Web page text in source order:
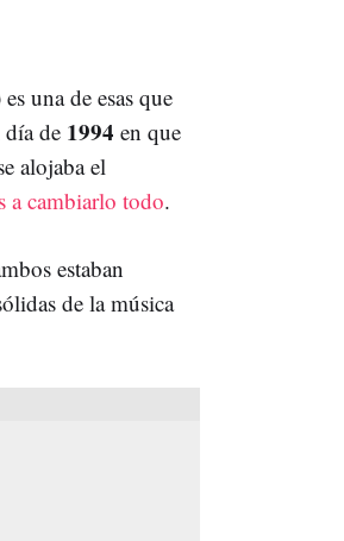
es una de esas que
de 1994 en que
alojaba el
a cambiarlo todo.
estaban
de la música